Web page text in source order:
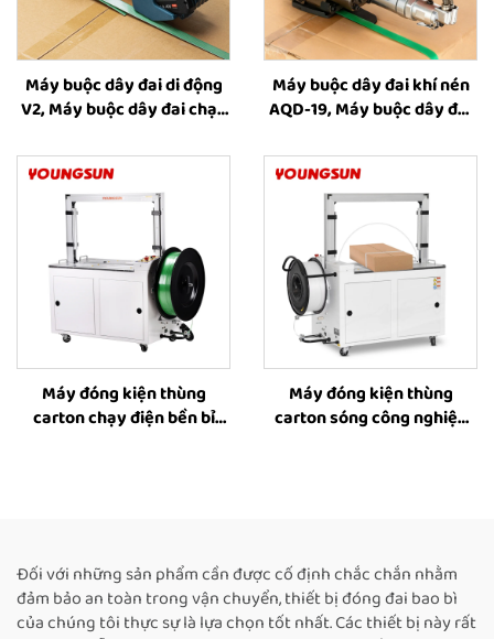
Máy buộc dây đai di động
V2, Máy buộc dây đai chạy
đai nhựa, Thiết bị buộc và
quấn dây đai
Máy buộc dây đai khí nén
AQD-19, Máy buộc dây đai
đai thùng carton, Máy buộc
dây đai cho hộp, Máy đóng
gói hộp, Nhà cung cấp máy
Máy đóng kiện thùng
carton chạy điện bền bỉ
Máy đóng kiện thùng
carton sóng công nghiệp
Đối với những sản phẩm cần được cố định chắc chắn nhằm
đảm bảo an toàn trong vận chuyển, thiết bị đóng đai bao bì
của chúng tôi thực sự là lựa chọn tốt nhất. Các thiết bị này rất